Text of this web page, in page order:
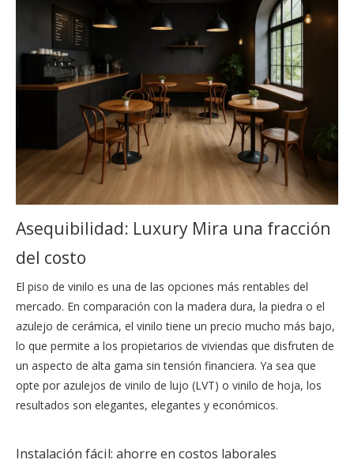
Asequibilidad: Luxury Mira una fracción
del costo
El piso de vinilo es una de las opciones más rentables del
mercado. En comparación con la madera dura, la piedra o el
azulejo de cerámica, el vinilo tiene un precio mucho más bajo,
lo que permite a los propietarios de viviendas que disfruten de
un aspecto de alta gama sin tensión financiera. Ya sea que
opte por azulejos de vinilo de lujo (LVT) o vinilo de hoja, los
resultados son elegantes, elegantes y económicos.
Instalación fácil: ahorre en costos laborales